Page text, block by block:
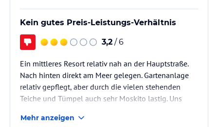
Kein gutes Preis-Leistungs-Verhältnis
3,2 / 6
Ein mittleres Resort relativ nah an der Hauptstraße.
Nach hinten direkt am Meer gelegen. Gartenanlage
relativ gepflegt, aber durch die vielen stehenden
Teiche und Tümpel auch sehr Moskito lastig. Uns
mal ausgepackt haben. Es war sehr nahe an der
Mehr anzeigen